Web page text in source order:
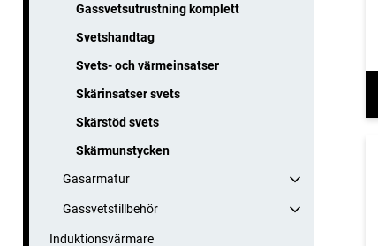
Gassvetsutrustning komplett
Svetshandtag
Svets- och värmeinsatser
Skärinsatser svets
Skärstöd svets
Skärmunstycken
Gasarmatur
Gassvetstillbehör
Induktionsvärmare